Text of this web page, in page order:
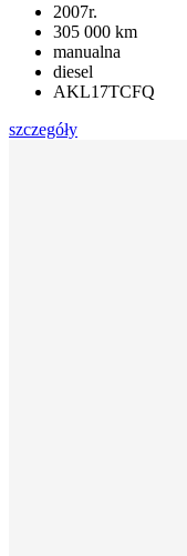
2007r.
305 000 km
manualna
diesel
AKL17TCFQ
szczegóły